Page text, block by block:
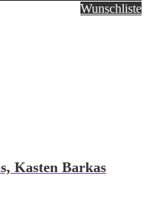
Wunschliste
Kasten Barkas